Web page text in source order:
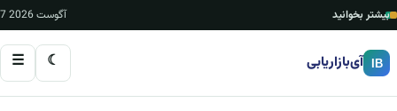
بیشتر بخوانید 7 آگوست 2026
IB آی‌بازاریابی ☾
☰